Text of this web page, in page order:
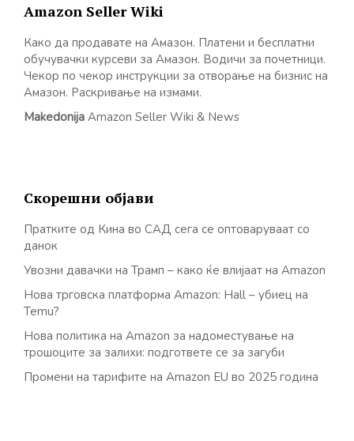
Amazon Seller Wiki
Како да продавате на Амазон. Платени и бесплатни
обучувачки курсеви за Амазон. Водичи за почетници.
Чекор по чекор инструкции за отворање на бизнис на
Амазон. Раскривање на измами.
Makedonija Amazon Seller Wiki & News
Скорешни објави
Пратките од Кина во САД сега се оптоваруваат со
данок
Увозни давачки на Трамп – како ќе влијаат на Amazon
Нова трговска платформа Amazon: Hall – убиец на
Temu?
Нова политика на Amazon за надоместување на
трошоците за залихи: подгответе се за загуби
Промени на тарифите на Amazon EU во 2025 година